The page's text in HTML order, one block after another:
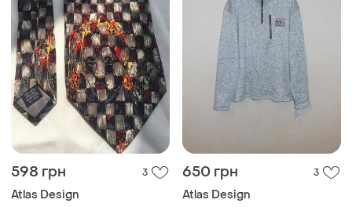
598 грн 3
Atlas Design
650 грн 3
Atlas Design